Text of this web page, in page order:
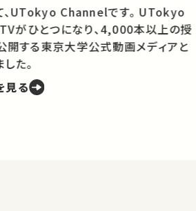
Channelです。 UTokyo
がひとつになり、4,000本以上の授
開する東京大学公式動画メディアと
た。
見る